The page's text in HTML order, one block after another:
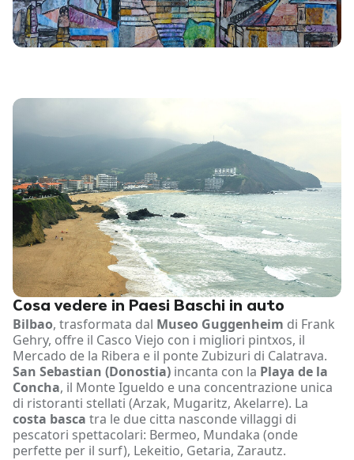
Cosa vedere in Paesi Baschi in auto
Bilbao, trasformata dal Museo Guggenheim di Frank
Gehry, offre il Casco Viejo con i migliori pintxos, il
Mercado de la Ribera e il ponte Zubizuri di Calatrava.
San Sebastian (Donostia) incanta con la Playa de la
Concha, il Monte Igueldo e una concentrazione unica
di ristoranti stellati (Arzak, Mugaritz, Akelarre). La
costa basca tra le due citta nasconde villaggi di
pescatori spettacolari: Bermeo, Mundaka (onde
perfette per il surf), Lekeitio, Getaria, Zarautz.